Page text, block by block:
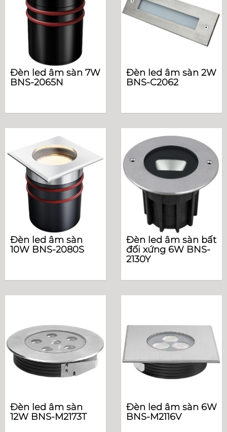
Đèn led âm sàn 7W
BNS-2065N
Đèn led âm sàn 2W
BNS-C2062
Đèn led âm sàn
10W BNS-2080S
Đèn led âm sàn bất
đối xứng 6W BNS-
2130Y
Đèn led âm sàn
12W BNS-M2173T
Đèn led âm sàn 6W
BNS-M2116V